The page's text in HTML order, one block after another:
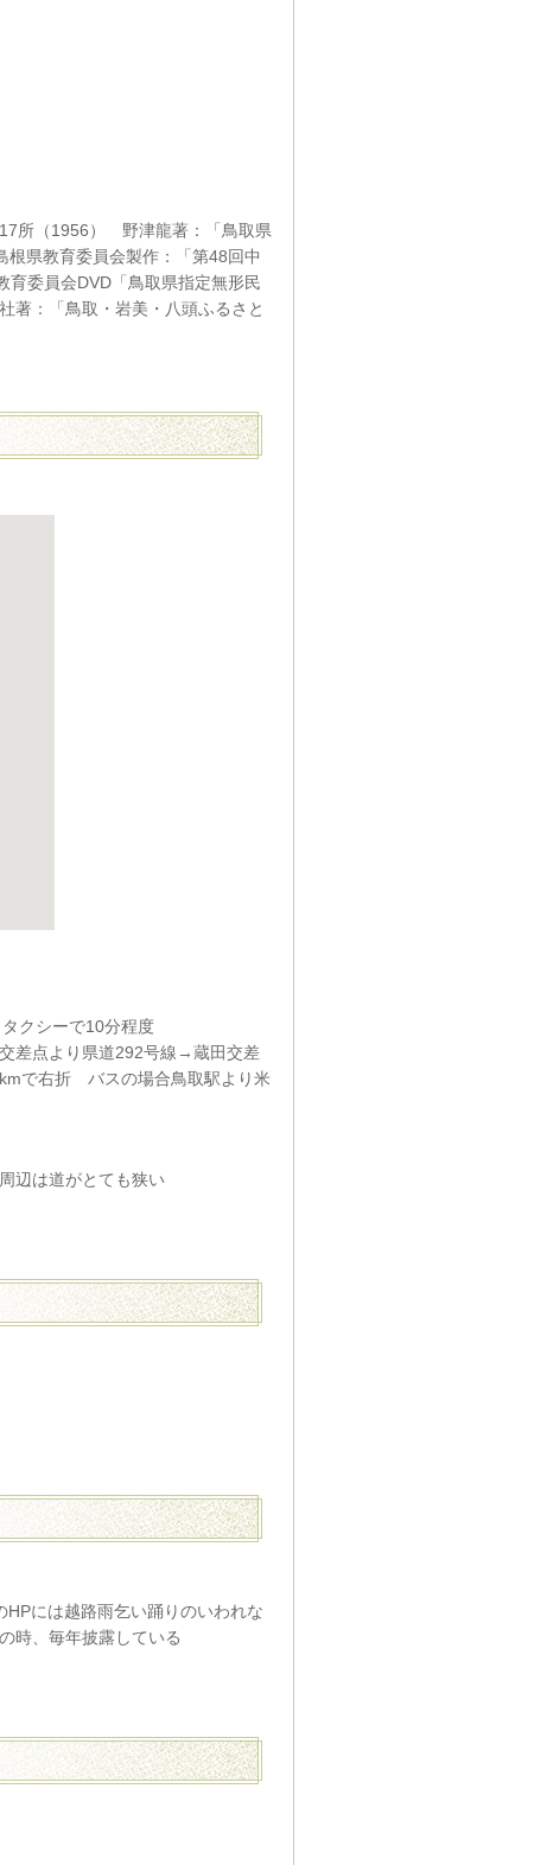
所（1956） 野津龍著：「鳥取県
県教育委員会製作：「第48回中
委員会DVD「鳥取県指定無形民
：「鳥取・岩美・八頭ふるさと
クシーで10分程度
差点より県道292号線→蔵田交差
で右折 バスの場合鳥取駅より米
辺は道がとても狭い
には越路雨乞い踊りのいわれな
時、毎年披露している